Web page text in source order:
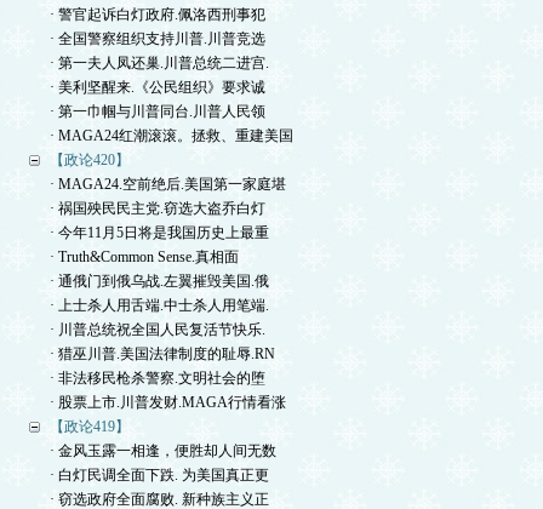
· 警官起诉白灯政府.佩洛西刑事犯
· 全国警察组织支持川普.川普竞选
· 第一夫人凤还巢.川普总统二进宫.
· 美利坚醒来.《公民组织》要求诚
· 第一巾帼与川普同台.川普人民领
· MAGA24红潮滚滚。拯救、重建美国
【政论420】
· MAGA24.空前绝后.美国第一家庭堪
· 祸国殃民民主党.窃选大盗乔白灯
· 今年11月5日将是我国历史上最重
· Truth&Common Sense.真相面
· 通俄门到俄乌战.左翼摧毁美国.俄
· 上士杀人用舌端.中士杀人用笔端.
· 川普总统祝全国人民复活节快乐.
· 猎巫川普.美国法律制度的耻辱.RN
· 非法移民枪杀警察.文明社会的堕
· 股票上市.川普发财.MAGA行情看涨
【政论419】
· 金风玉露一相逢，便胜却人间无数
· 白灯民调全面下跌. 为美国真正更
· 窃选政府全面腐败. 新种族主义正